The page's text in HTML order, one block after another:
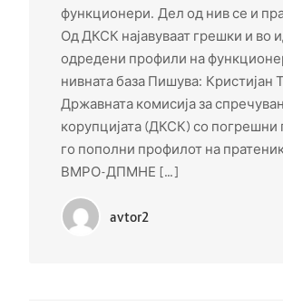
функционери. Дел од нив се и
Од ДКСК најавуваат грешки и во
одредени профили на
нивната база Пишува: Кристијан
Државната комисија за
корупцијата (ДКСК) со погрешни
го пополни профилот на
ВМРО-ДПМНЕ […]
avtor2